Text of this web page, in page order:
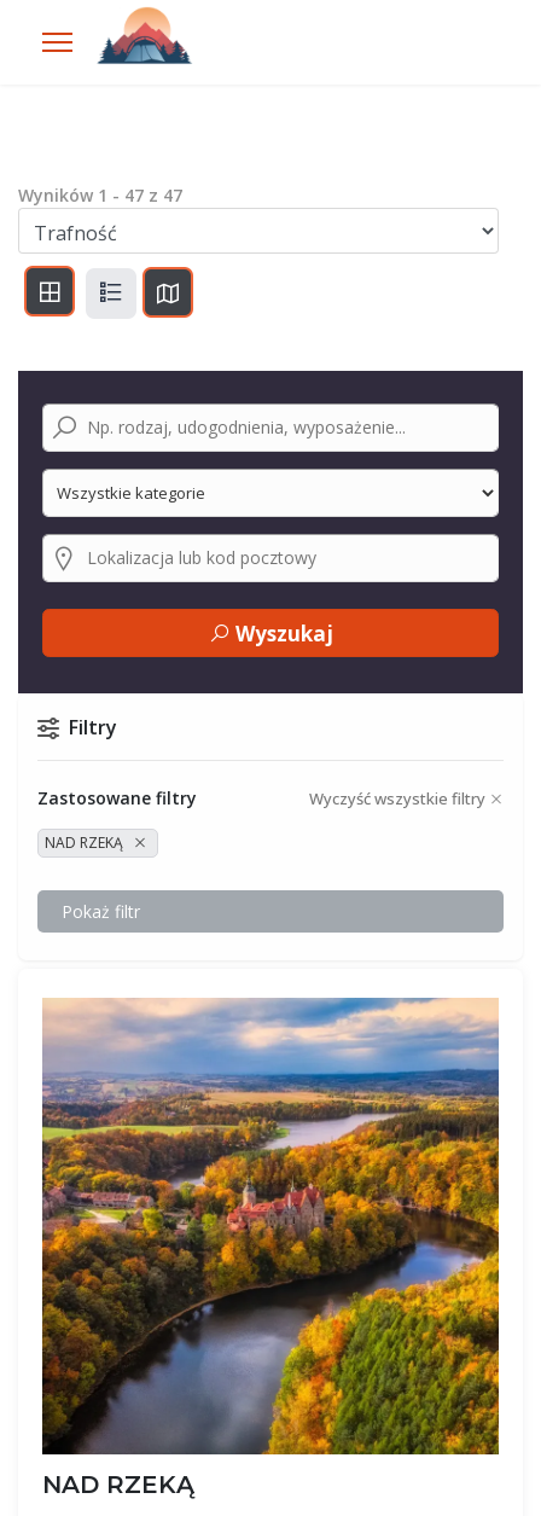
Wyników 1 - 47 z 47
Wyszukaj
Filtry
Zastosowane filtry Wyczyść wszystkie filtry
NAD RZEKĄ
Pokaż filtr
NAD RZEKĄ